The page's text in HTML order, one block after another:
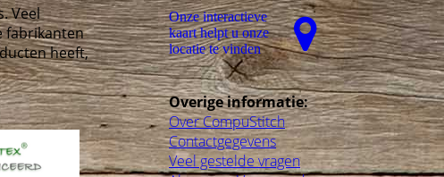
Veel
fabrikanten
heeft,
Onze interactieve
kaart helpt u onze
locatie te vinden
Overige informatie:
Over CompuStitch
Contactgegevens
Veel gestelde vragen